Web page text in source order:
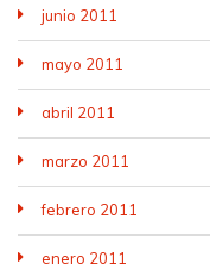
junio 2011
mayo 2011
abril 2011
marzo 2011
febrero 2011
enero 2011